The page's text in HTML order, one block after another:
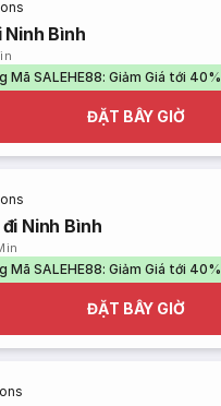
Ninh Bình
Mã SALEHE88: Giảm Giá tới 40%
ĐẶT BÂY GIỜ
Ninh Bình
Mã SALEHE88: Giảm Giá tới 40%
ĐẶT BÂY GIỜ